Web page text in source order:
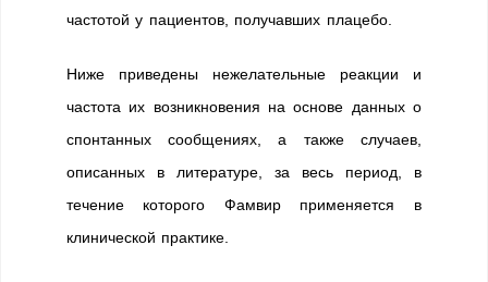
частотой у пациентов, получавших плацебо.
Ниже приведены нежелательные реакции и
частота их возникновения на основе данных о
спонтанных сообщениях, а также случаев,
описанных в литературе, за весь период, в
течение которого Фамвир применяется в
клинической практике.